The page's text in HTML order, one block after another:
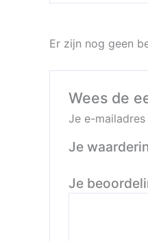
Er zijn nog geen
Wees de
Je e-
Je
Je